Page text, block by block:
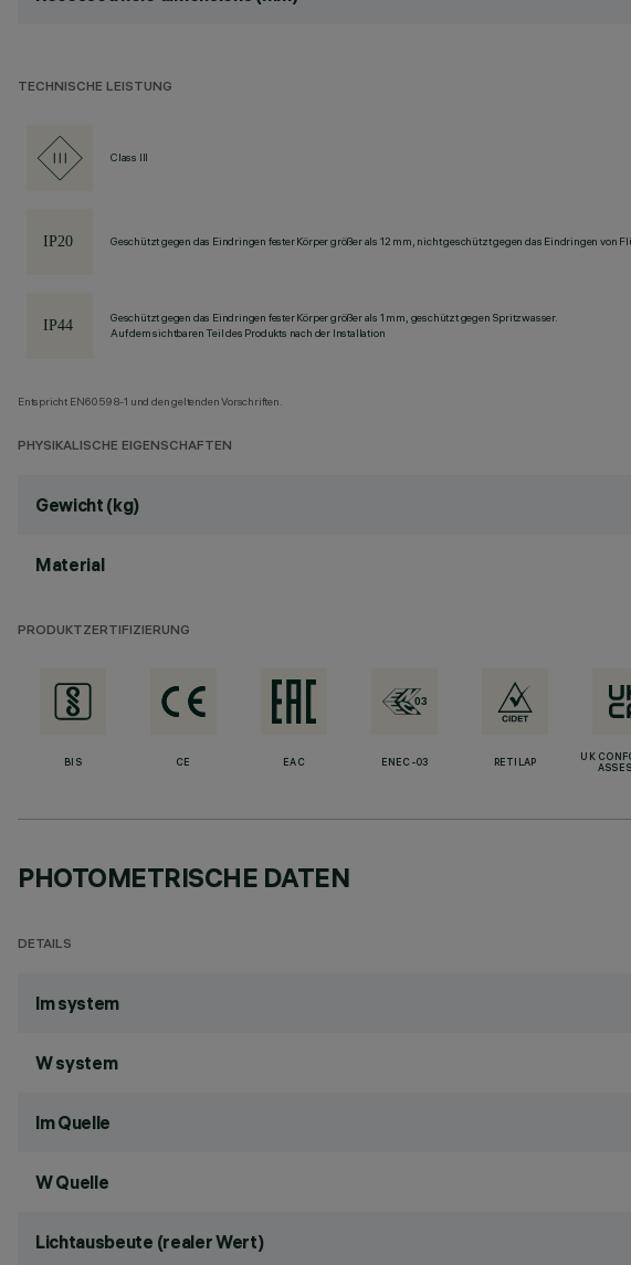
TECHNISCHE LEISTUNG
Class III
Geschützt gegen das Eindringen fester Körper größer als 12 mm, nicht geschützt gegen das Eindringen von
Geschützt gegen das Eindringen fester Körper größer als 1 mm, geschützt gegen Spritzwasser.
Auf dem sichtbaren Teil des Produkts nach der Installation
Entspricht EN60598-1 und den geltenden Vorschriften.
PHYSIKALISCHE EIGENSCHAFTEN
Gewicht (kg)
Material
PRODUKTZERTIFIZIERUNG
BIS CE EAC ENEC-03 RETILAP
UK
PHOTOMETRISCHE DATEN
DETAILS
lm system
W system
lm Quelle
W Quelle
Lichtausbeute (realer Wert)